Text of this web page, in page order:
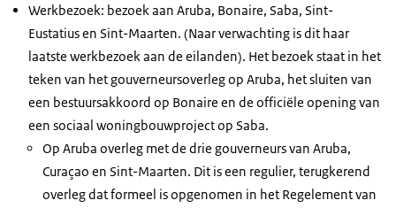
Werkbezoek: bezoek aan Aruba, Bonaire, Saba, Sint-
Eustatius en Sint-Maarten. (Naar verwachting is dit haar
laatste werkbezoek aan de eilanden). Het bezoek staat in het
teken van het gouverneursoverleg op Aruba, het sluiten van
een bestuursakkoord op Bonaire en de officiële opening van
een sociaal woningbouwproject op Saba.
Op Aruba overleg met de drie gouverneurs van Aruba,
Curaçao en Sint-Maarten. Dit is een regulier, terugkerend
overleg dat formeel is opgenomen in het Regelement van